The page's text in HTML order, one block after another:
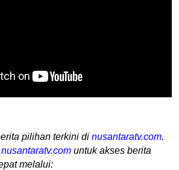
pilihan terkini di nusantaratv.com.
nusantaratv.com untuk akses berita
melalui: